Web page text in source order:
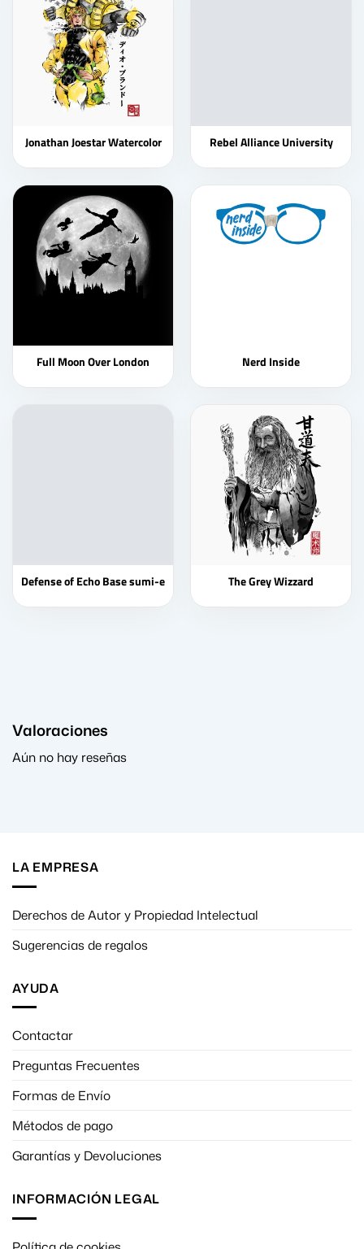
Jonathan Joestar Watercolor Rebel Alliance University
Full Moon Over London Nerd Inside
Defense of Echo Base sumi-e The Grey Wizzard
Valoraciones
Aún no hay reseñas
LA EMPRESA
Derechos de Autor y Propiedad Intelectual
Sugerencias de regalos
AYUDA
Contactar
Preguntas Frecuentes
Formas de Envío
Métodos de pago
Garantías y Devoluciones
INFORMACIÓN LEGAL